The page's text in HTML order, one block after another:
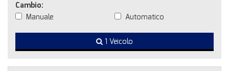
Cambio:
Manuale
Automatico
1 Veicolo